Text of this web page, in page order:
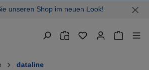
unseren Shop im neuen Look!
dataline